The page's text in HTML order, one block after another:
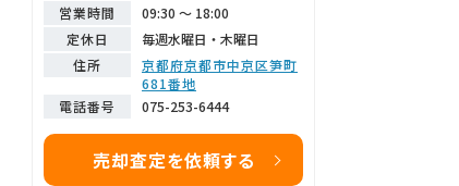
営業時間
09:30 ～ 18:00
定休日
毎週水曜日・木曜日
住所
京都府京都市中京区笋町
681番地
電話番号
075-253-6444
売却査定を依頼する